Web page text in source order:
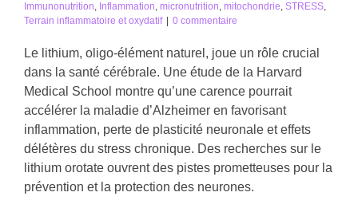
Immunonutrition, Inflammation, micronutrition, mitochondrie, STRESS,
Terrain inflammatoire et oxydatif
0 commentaire
Le lithium, oligo-élément naturel, joue un rôle crucial
dans la santé cérébrale. Une étude de la Harvard
Medical School montre qu’une carence pourrait
accélérer la maladie d’Alzheimer en favorisant
inflammation, perte de plasticité neuronale et effets
délétères du stress chronique. Des recherches sur le
lithium orotate ouvrent des pistes prometteuses pour la
prévention et la protection des neurones.